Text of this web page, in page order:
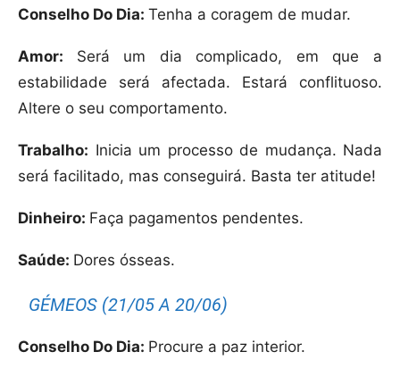
Conselho Do Dia: Tenha a coragem de mudar.
Amor: Será um dia complicado, em que a
estabilidade será afectada. Estará conflituoso.
Altere o seu comportamento.
Trabalho: Inicia um processo de mudança. Nada
será facilitado, mas conseguirá. Basta ter atitude!
Dinheiro: Faça pagamentos pendentes.
Saúde: Dores ósseas.
GÉMEOS (21/05 A 20/06)
Conselho Do Dia: Procure a paz interior.